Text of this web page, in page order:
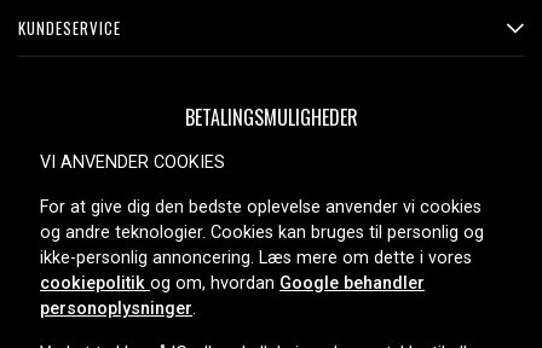
KUNDESERVICE
BETALINGSMULIGHEDER
LEVERINGSMULIGHEDER
VI ANVENDER COOKIES
For at give dig den bedste oplevelse anvender vi cookies
og andre teknologier. Cookies kan bruges til personlig og
ikke-personlig annoncering. Læs mere om dette i vores
cookiepolitik og om, hvordan Google behandler
personoplysninger.